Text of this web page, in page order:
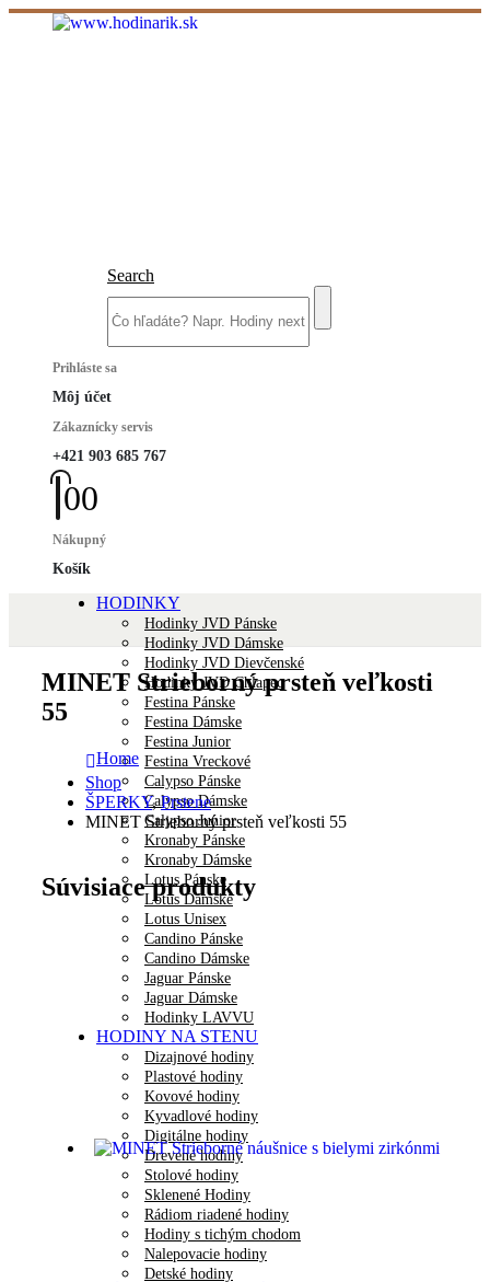
Search
Prihláste sa
Môj účet
Zákaznícky servis
+421 903 685 767
00
Nákupný
Košík
HODINKY
Hodinky JVD Pánske
Hodinky JVD Dámske
Hodinky JVD Dievčenské
Hodinky JVD Chlapec
Festina Pánske
Festina Dámske
Festina Junior
Festina Vreckové
Calypso Pánske
Calypso Dámske
Calypso Junior
Kronaby Pánske
Kronaby Dámske
Lotus Pánske
Lotus Dámske
Lotus Unisex
Candino Pánske
Candino Dámske
Jaguar Pánske
Jaguar Dámske
Hodinky LAVVU
HODINY NA STENU
Dizajnové hodiny
Plastové hodiny
Kovové hodiny
Kyvadlové hodiny
Digitálne hodiny
Drevené hodiny
Stolové hodiny
Sklenené Hodiny
Rádiom riadené hodiny
Hodiny s tichým chodom
Nalepovacie hodiny
Detské hodiny
MINET Strieborný prsteň veľkosti
55
Home
Shop
ŠPERKY,Prstene
MINET Strieborný prsteň veľkosti 55
Súvisiace produkty